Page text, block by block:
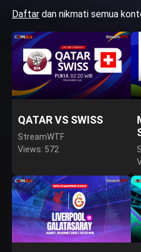
Daftar dan nikmati semua
QATAR VS SWISS
StreamWTF
Views: 572